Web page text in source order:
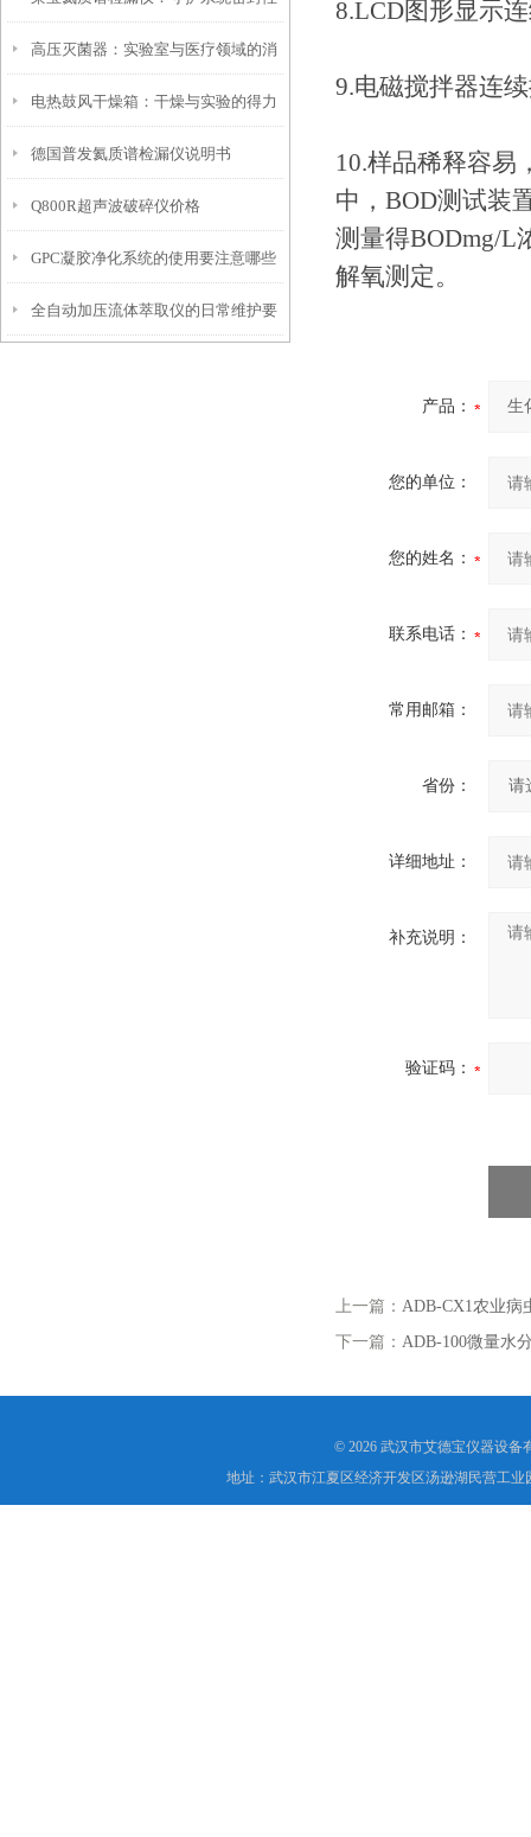
的忠诚卫士
高压灭菌器：实验室与医疗领域的消
毒卫士
电热鼓风干燥箱：干燥与实验的得力
伙伴
德国普发氦质谱检漏仪说明书
Q800R超声波破碎仪价格
GPC凝胶净化系统的使用要注意哪些
操作？
全自动加压流体萃取仪的日常维护要
8.LCD图形显示
9.电磁搅拌器连
10.样品稀释容易
中，BOD测试装
测量得BODmg/L
解氧测定。
产品：
您的单位：
您的姓名：
联系电话：
常用邮箱：
省份：
详细地址：
补充说明：
验证码：
上一篇： ADB-CX1农业病
下一篇： ADB-100微量水
© 2026 武汉市艾德宝仪器设备
地址：武汉市江夏区经济开发区汤逊湖民营工业